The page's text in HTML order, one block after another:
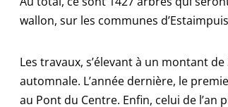
wallon, sur les communes
Les travaux, s’élevant à un montant
automnale. L’année dernière, le
au Pont du Centre. Enfin, celui de l’an